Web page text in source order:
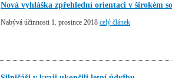
Nová vyhláška zpřehlední orientaci v širokém
Nabývá účinnosti 1. prosince 2018 celý článek